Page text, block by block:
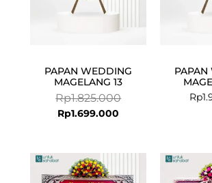
PAPAN WEDDING
MAGELANG 13
Rp1.825.000
Rp1.699.000
Rp
price
price